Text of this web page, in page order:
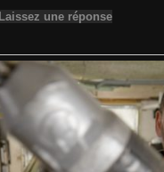
Laissez une réponse